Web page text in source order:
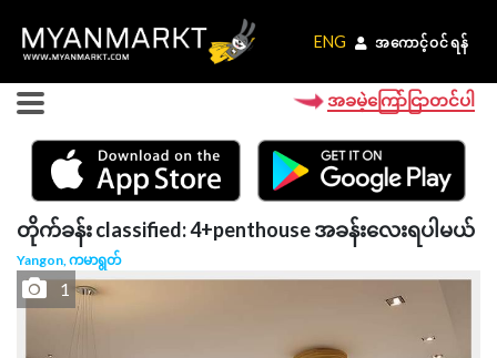
ENG အကောင့်ဝင်ရန်
ENG အကောင့်ဝင်ရန်
အခမဲ့ကြော်ငြာတင်ပါ
တိုက်ခန်း classified: 4+penthouse အခန်းလေးရပါမယ်
Yangon, ကမာရွတ်
1